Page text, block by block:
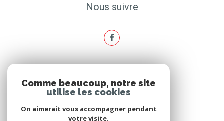
Nous suivre
Nous adhérons
Comme beaucoup, notre site
utilise les cookies
On aimerait vous accompagner pendant
votre visite.